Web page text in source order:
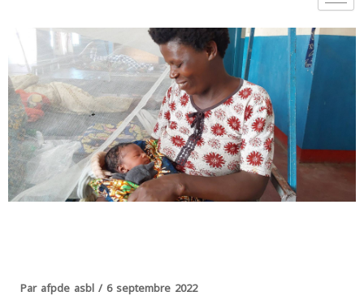
Par afpde asbl / 6 septembre 2022